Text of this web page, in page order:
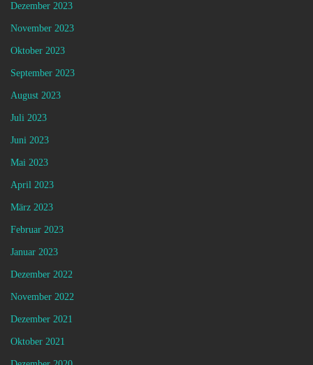
Dezember 2023
November 2023
Oktober 2023
September 2023
August 2023
Juli 2023
Juni 2023
Mai 2023
April 2023
März 2023
Februar 2023
Januar 2023
Dezember 2022
November 2022
Dezember 2021
Oktober 2021